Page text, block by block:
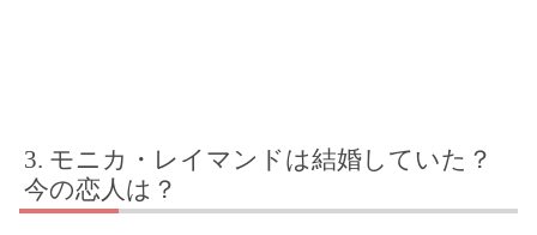
モニカ・レイマンドは結婚していた？
今の恋人は？